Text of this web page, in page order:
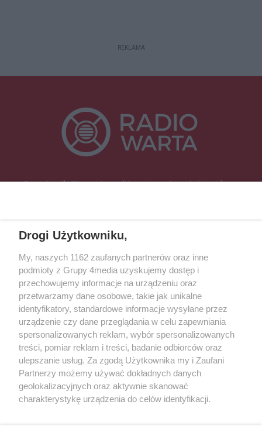
REKLAMA
Specjalnie dla Was postanowiliśmy stworzyć rozgłośnię radiową
Śrem, Jarocin, Gniezno, Ostrów Wlkp.).
Kontakt Reklama Patronat
Dane firmowe
Regulamin serwisu i ogłoszeń drobnych
Regulamin konkursów
Polityka prywatności
Przetwarzanie danych osobowych
Zapisz się do newslettera
Dołącz do grona ludzi najlepiej poinformowanych!
Zapisz się »
Drogi Użytkowniku,
My, naszych 1162 zaufanych partnerów oraz inne
podmioty z Grupy 4media uzyskujemy dostęp i
przechowujemy informacje na urządzeniu oraz
przetwarzamy dane osobowe, takie jak unikalne
identyfikatory, standardowe informacje wysyłane przez
urządzenie czy dane przeglądania w celu zapewniania
spersonalizowanych reklam, wybór spersonalizowanych
treści, pomiar reklam i treści, badanie odbiorców oraz
ulepszanie usług. Za zgodą Użytkownika my i Zaufani
Partnerzy możemy używać dokładnych danych
geolokalizacyjnych oraz aktywnie skanować
charakterystykę urządzenia do celów identyfikacji.